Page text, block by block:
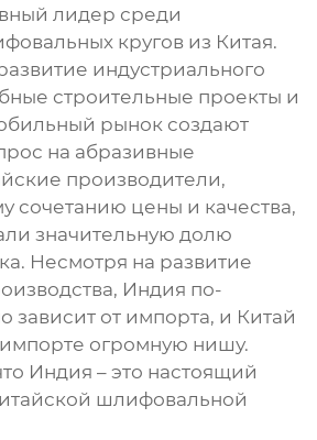
лидер среди
кругов из Китая.
индустриального
строительные проекты и
рынок создают
на абразивные
производители,
сочетанию цены и качества,
значительную долю
Несмотря на развитие
Индия по-
зависит от импорта, и Китай
огромную нишу.
Индия – это настоящий
шлифовальной